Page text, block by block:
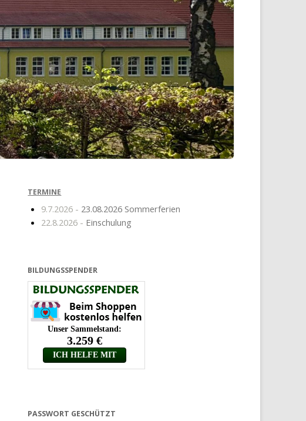
TERMINE
9.7.2026 - 23.08.2026 Sommerferien
22.8.2026 - Einschulung
BILDUNGSSPENDER
PASSWORT GESCHÜTZT